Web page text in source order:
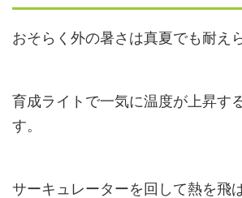
おそらく外の暑さは真夏でも耐え
育成ライトで一気に温度が上昇す
す。
サーキュレーターを回して熱を飛